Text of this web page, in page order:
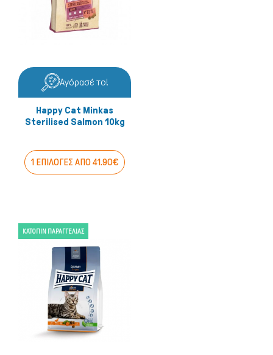
Αγόρασέ το!
Happy Cat Minkas
Sterilised Salmon 10kg
1 ΕΠΙΛΟΓΕΣ ΑΠΟ 41.90€
ΚΑΤΌΠΙΝ ΠΑΡΑΓΓΕΛΊΑΣ